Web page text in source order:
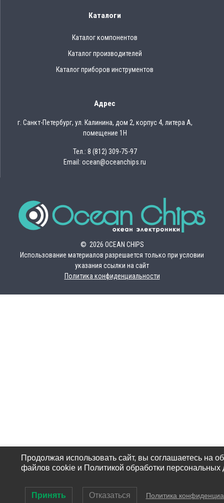
Каталоги
Каталог компонентов
Каталог производителей
Каталог приборов инструментов
Адрес
г. Санкт-Петербург, ул. Калинина, дом 2, корпус 4, литера А,
помещение 1Н
Тел.: 8 (812) 309-75-97
Email: ocean@oceanchips.ru
© 2026 OCEAN CHIPS
Использование материалов разрешается только при условии
указания ссылки на сайт
Политика конфиденциальности
Продолжая использовать сайт, вы соглашаетесь на
файлов cookie и Политикой обработки персональных
Принять Отказаться Политика